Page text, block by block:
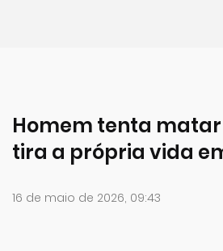
Homem tenta
tira a própria vida
16 de maio de 2026, 09:43